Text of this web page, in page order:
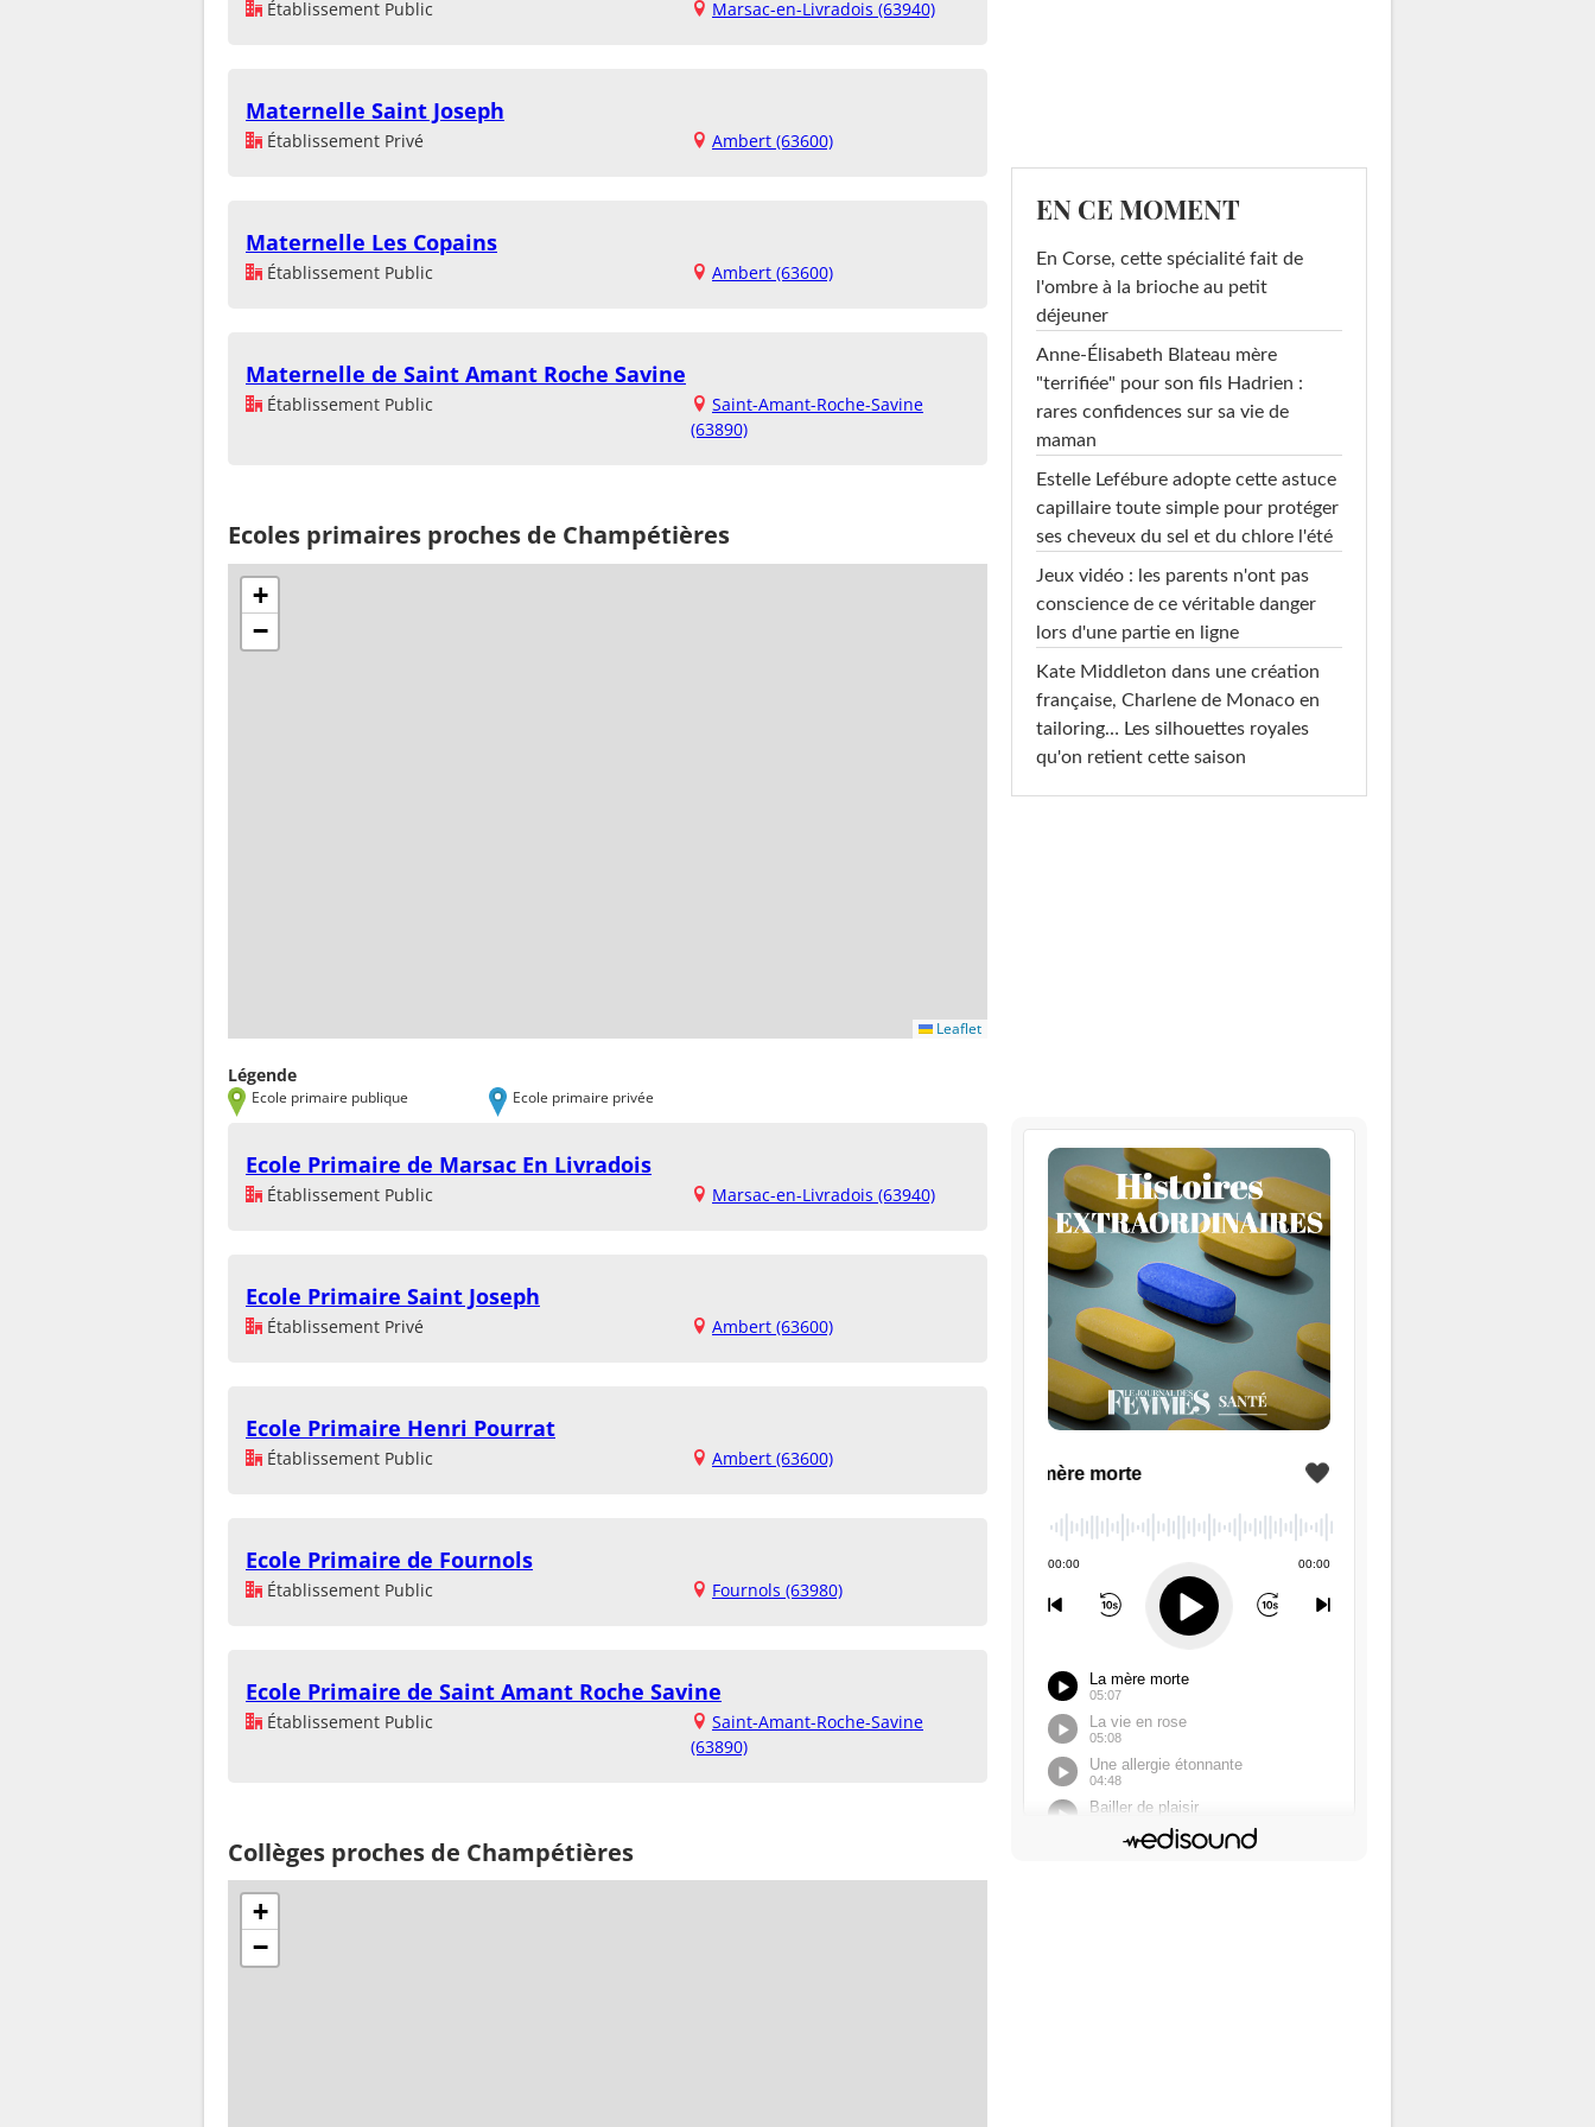
Établissement Public Marsac-en-Livradois (63940)
Maternelle Saint Joseph
Établissement Privé Ambert (63600)
Maternelle Les Copains
Établissement Public Ambert (63600)
Maternelle de Saint Amant Roche Savine
Établissement Public
Saint-Amant-Roche-Savine
(63890)
Ecoles primaires proches de Champétières
+
−
Leaflet
Légende
Ecole primaire publique Ecole primaire privée
Ecole Primaire de Marsac En Livradois
Établissement Public Marsac-en-Livradois (63940)
Ecole Primaire Saint Joseph
Établissement Privé Ambert (63600)
Ecole Primaire Henri Pourrat
Établissement Public Ambert (63600)
Ecole Primaire de Fournols
Établissement Public Fournols (63980)
Ecole Primaire de Saint Amant Roche Savine
Établissement Public
Saint-Amant-Roche-Savine
(63890)
Collèges proches de Champétières
+
−
EN CE MOMENT
En Corse, cette spécialité fait de
l'ombre à la brioche au petit
déjeuner
Anne-Élisabeth Blateau mère
"terrifiée" pour son fils Hadrien :
rares confidences sur sa vie de
maman
Estelle Lefébure adopte cette astuce
capillaire toute simple pour protéger
ses cheveux du sel et du chlore l'été
Jeux vidéo : les parents n'ont pas
conscience de ce véritable danger
lors d'une partie en ligne
Kate Middleton dans une création
française, Charlene de Monaco en
tailoring… Les silhouettes royales
qu'on retient cette saison